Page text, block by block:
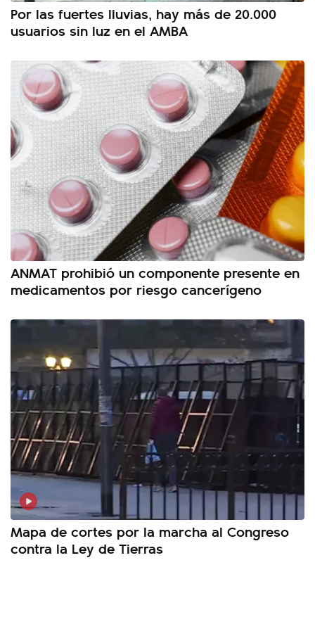
Por las fuertes lluvias, hay más de 20.000
usuarios sin luz en el AMBA
ANMAT prohibió un componente presente en
medicamentos por riesgo cancerígeno
Mapa de cortes por la marcha al Congreso
contra la Ley de Tierras